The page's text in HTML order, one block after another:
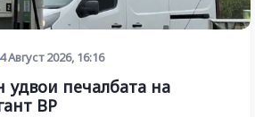
4 Август 2026, 16:16
удвои печалбата на
BP